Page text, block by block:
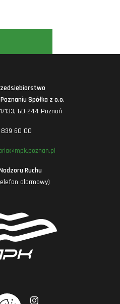
Spółka z o.o.
133, 60-244 Poznań
839 60 00
Ruchu
alarmowy)